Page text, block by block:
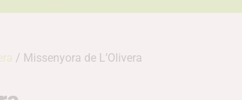
/ Missenyora de L’Olivera